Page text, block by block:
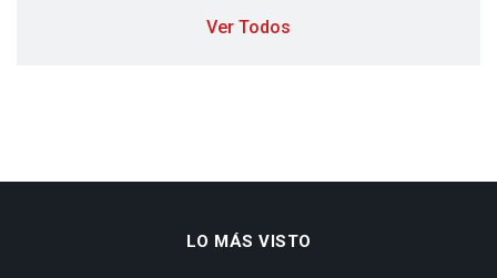
Ver Todos
LO MÁS VISTO